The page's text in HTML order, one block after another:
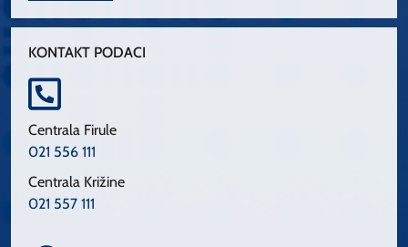
KONTAKT PODACI
Centrala Firule
021 556 111
Centrala Križine
021 557 111